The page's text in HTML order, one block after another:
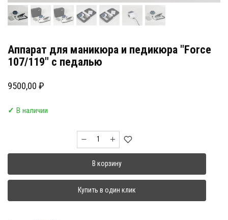
Аппарат для маникюра и педикюра "Force
107/119" с педалью
9500,00 ₽
✓ В наличии
Количество
товара
маникюра
и
педикюра
В корзину
Купить в один клик